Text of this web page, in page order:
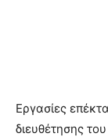
Εργασίες
διευθέτησης